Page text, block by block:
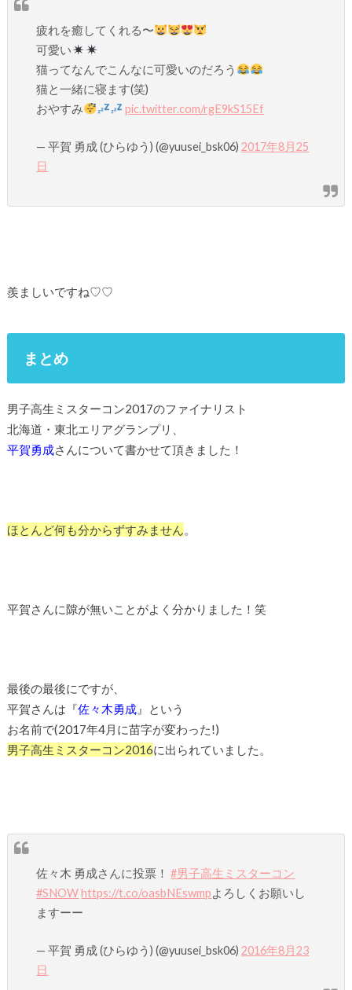
疲れを癒してくれる〜
可愛い
猫ってなんでこんなに可愛いのだろう
猫と一緒に寝ます(笑)
おやすみ
pic.twitter.com/rgE9kS15Ef
— 平賀 勇成 (ひらゆう) (@yuusei_bsk06)2017年8月25
日
羨ましいですね♡♡
まとめ
男子高生ミスターコン2017のファイナリスト
北海道・東北エリアグランプリ、
平賀勇成さんについて書かせて頂きました！
ほとんど何も分からずすみません
平賀さんに隙が無いことがよく分かりました！笑
最後の最後にですが、
平賀さんは『佐々木勇成』という
お名前で(2017年4月に苗字が変わった!)
男子高生ミスターコン2016に出られていました。
佐々木 勇成さんに投票！#男子高生ミスターコン
#SNOW https://t.co/oasbNEswmpよろしくお願いし
ますーー
— 平賀 勇成 (ひらゆう) (@yuusei_bsk06)2016年8月23
日